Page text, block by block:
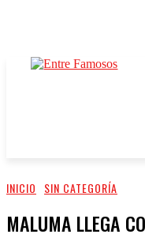
INICIO SIN CATEGORÍA
MALUMA LLEGA